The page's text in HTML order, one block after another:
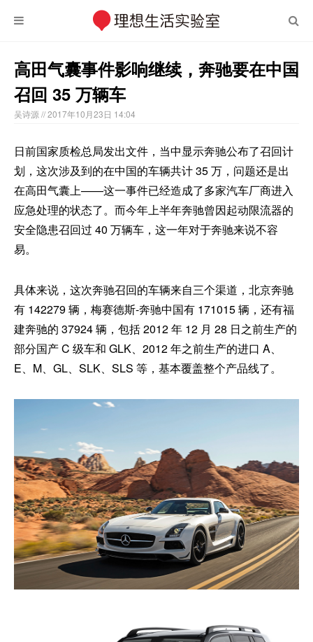
高田气囊事件影响继续，奔驰要在中国
召回 35 万辆车
吴诗源 // 2017年10月23日 14:04
日前国家质检总局发出文件，当中显示奔驰公布了召回计
划，这次涉及到的在中国的车辆共计 35 万，问题还是出
在高田气囊上——这一事件已经造成了多家汽车厂商进入
应急处理的状态了。而今年上半年奔驰曾因起动限流器的
安全隐患召回过 40 万辆车，这一年对于奔驰来说不容
易。
具体来说，这次奔驰召回的车辆来自三个渠道，北京奔驰
有 142279 辆，梅赛德斯-奔驰中国有 171015 辆，还有福
建奔驰的 37924 辆，包括 2012 年 12 月 28 日之前生产的
部分国产 C 级车和 GLK、2012 年之前生产的进口 A、
E、M、GL、SLK、SLS 等，基本覆盖整个产品线了。